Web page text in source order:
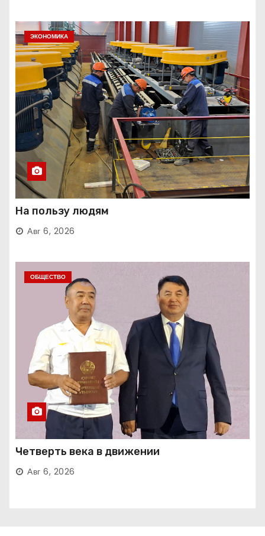
ЭКОНОМИКА
На пользу людям
Авг 6, 2026
ОБЩЕСТВО
Четверть века в движении
Авг 6, 2026